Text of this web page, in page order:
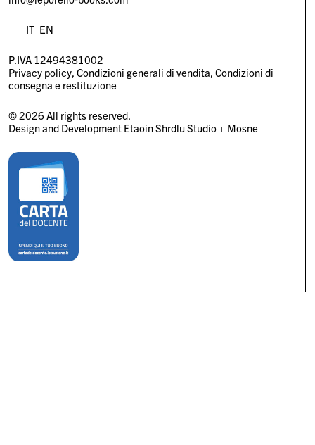
IT EN
P.IVA 12494381002
Privacy policy Condizioni generali di vendita Condizioni di
consegna e restituzione
© 2026 All rights reserved.
Design and Development Etaoin Shrdlu Studio+ Mosne